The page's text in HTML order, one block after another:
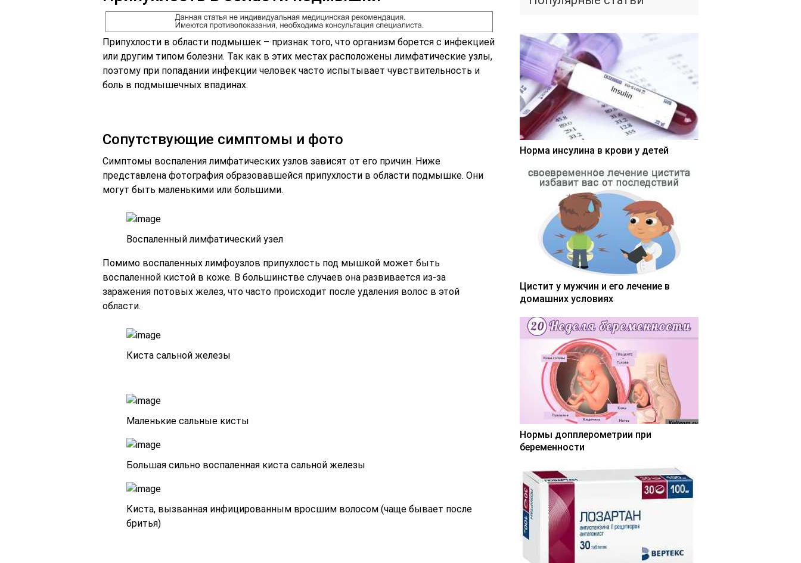
Припухлости в области подмышек – признак того, что организм борется с инфекцией
или другим типом болезни. Так как в этих местах расположены лимфатические узлы,
поэтому при попадании инфекции человек часто испытывает чувствительность и
боль в подмышечных впадинах.
Сопутствующие симптомы и фото
Симптомы воспаления лимфатических узлов зависят от его причин. Ниже
представлена фотография образовавшейся припухлости в области подмышке. Они
могут быть маленькими или большими.
Воспаленный лимфатический узел
Помимо воспаленных лимфоузлов припухлость под мышкой может быть
воспаленной кистой в коже. В большинстве случаев она развивается из-за
заражения потовых желез, что часто происходит после удаления волос в этой
области.
Киста сальной железы
Маленькие сальные кисты
Большая сильно воспаленная киста сальной железы
Киста, вызванная инфицированным вросшим волосом (чаще бывает после
бритья)
Норма инсулина в крови у детей
Цистит у мужчин и его лечение в
домашних условиях
Нормы допплерометрии при
беременности